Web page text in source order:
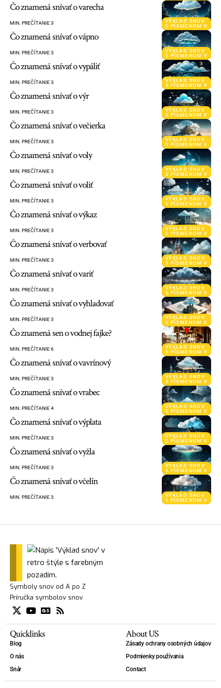
VÝKLAD SNOV
S PÍSMENOM V
Čo znamená snívať o varecha
MIN. PREČÍTANIE 3
VÝKLAD SNOV
S PÍSMENOM V
Čo znamená snívať o vápno
MIN. PREČÍTANIE 3
VÝKLAD SNOV
S PÍSMENOM V
Čo znamená snívať o vypáliť
MIN. PREČÍTANIE 3
VÝKLAD SNOV
S PÍSMENOM V
Čo znamená snívať o výr
MIN. PREČÍTANIE 3
VÝKLAD SNOV
S PÍSMENOM V
Čo znamená snívať o večierka
MIN. PREČÍTANIE 3
VÝKLAD SNOV
S PÍSMENOM V
Čo znamená snívať o voly
MIN. PREČÍTANIE 3
VÝKLAD SNOV
S PÍSMENOM V
Čo znamená snívať o voliť
MIN. PREČÍTANIE 3
VÝKLAD SNOV
S PÍSMENOM V
Čo znamená snívať o výkaz
MIN. PREČÍTANIE 3
VÝKLAD SNOV
S PÍSMENOM V
Čo znamená snívať o verbovať
MIN. PREČÍTANIE 3
VÝKLAD SNOV
S PÍSMENOM V
Čo znamená snívať o variť
MIN. PREČÍTANIE 3
VÝKLAD SNOV
S PÍSMENOM V
Čo znamená snívať o vyhladovať
MIN. PREČÍTANIE 3
VÝKLAD SNOV
S PÍSMENOM V
Čo znamená sen o vodnej fajke?
MIN. PREČÍTANIE 6
VÝKLAD SNOV
S PÍSMENOM V
Čo znamená snívať o vavrínový
MIN. PREČÍTANIE 3
VÝKLAD SNOV
S PÍSMENOM V
Čo znamená snívať o vrabec
MIN. PREČÍTANIE 4
VÝKLAD SNOV
S PÍSMENOM V
Čo znamená snívať o výplata
MIN. PREČÍTANIE 3
VÝKLAD SNOV
S PÍSMENOM V
Čo znamená snívať o vyžla
MIN. PREČÍTANIE 3
VÝKLAD SNOV
S PÍSMENOM V
Čo znamená snívať o včelín
MIN. PREČÍTANIE 3
Symboly snov od A po Z
Príručka symbolov snov
Quicklinks
Blog
O nás
Snár
About US
Zásady ochrany osobných údajov
Podmienky používania
Contact